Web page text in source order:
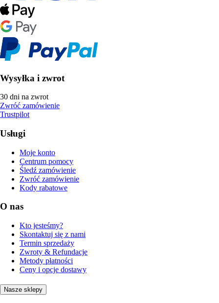
Wysyłka i zwrot
30 dni na zwrot
Zwróć zamówienie
Trustpilot
Usługi
Moje konto
Centrum pomocy
Śledź zamówienie
Zwróć zamówienie
Kody rabatowe
O nas
Kto jesteśmy?
Skontaktuj się z nami
Termin sprzedaży
Zwroty & Refundacje
Metody płatności
Ceny i opcje dostawy
Nasze sklepy